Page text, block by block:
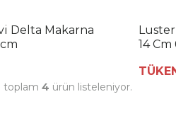
Delta Makarna
14
toplam 4 ürün listeleniyor.